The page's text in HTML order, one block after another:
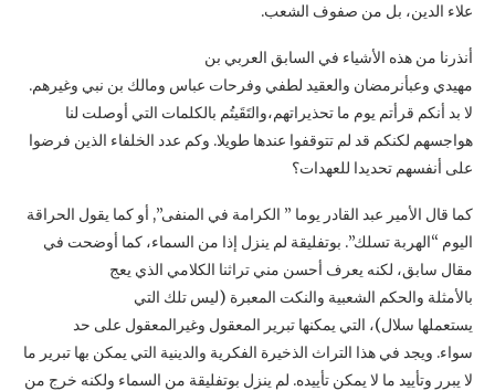
علاء الدين، بل من صفوف الشعب.
أنذرنا من هذه الأشياء في السابق العربي بن
مهيدي وعبأنرمضان والعقيد لطفي وفرحات عباس ومالك بن نبي وغيرهم.
لا بد أنكم قرأتم يوم ما تحذيراتهم،والتَقَيتُم بالكلمات التي أوصلت لنا
هواجسهم لكنكم قد لم تتوقفوا عندها طويلا. وكم عدد الخلفاء الذين فرضوا
على أنفسهم تحديدا للعهدات؟
كما قال الأمير عبد القادر يوما ” الكرامة في المنفى”, أو كما يقول الحراقة
اليوم “الهربة تسلك”. بوتفليقة لم ينزل إذا من السماء، كما أوضحت في
مقال سابق، لكنه يعرف أحسن مني تراثنا الكلامي الذي يعج
بالأمثلة والحكم الشعبية والنكت المعبرة (ليس تلك التي
يستعملها سلال)، التي يمكنها تبرير المعقول وغيرالمعقول على حد
سواء. ويجد في هذا التراث الذخيرة الفكرية والدينية التي يمكن بها تبرير ما
لا يبرر وتأييد ما لا يمكن تأييده. لم ينزل بوتفليقة من السماء ولكنه خرج من